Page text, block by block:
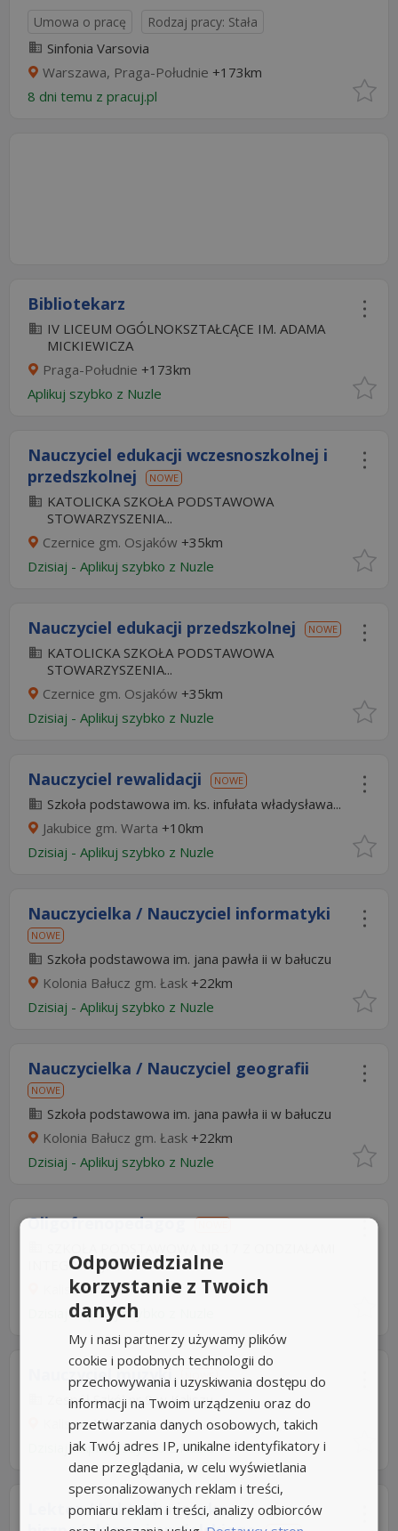
Umowa o pracę Rodzaj pracy: Stała
Sinfonia Varsovia
Warszawa, Praga-Południe +173km
8 dni temu z pracuj.pl
Bibliotekarz
IV LICEUM OGÓLNOKSZTAŁCĄCE IM. ADAMA
MICKIEWICZA
Praga-Południe +173km
Aplikuj szybko z Nuzle
Nauczyciel edukacji wczesnoszkolnej i
przedszkolnej
NOWE
KATOLICKA SZKOŁA PODSTAWOWA
STOWARZYSZENIA...
Czernice gm. Osjaków +35km
Dzisiaj - Aplikuj szybko z Nuzle
Nauczyciel edukacji przedszkolnej NOWE
KATOLICKA SZKOŁA PODSTAWOWA
STOWARZYSZENIA...
Czernice gm. Osjaków +35km
Dzisiaj - Aplikuj szybko z Nuzle
Nauczyciel rewalidacji NOWE
Szkoła podstawowa im. ks. infułata władysława...
Jakubice gm. Warta +10km
Dzisiaj - Aplikuj szybko z Nuzle
Nauczycielka / Nauczyciel informatyki
NOWE
Szkoła podstawowa im. jana pawła ii w bałuczu
Kolonia Bałucz gm. Łask +22km
Dzisiaj - Aplikuj szybko z Nuzle
Nauczycielka / Nauczyciel geografii
NOWE
Szkoła podstawowa im. jana pawła ii w bałuczu
Kolonia Bałucz gm. Łask +22km
Dzisiaj - Aplikuj szybko z Nuzle
Oligofrenopedagog
INTEGRACYJNYMI...
Kalisz+48km
Dzisiaj-Aplikuj szybko z Nuzle
Nauczyciel muzyki NOWE
Zespół Szkół nr 9 w Kaliszu
Kalisz+48km
Dzisiaj-Aplikuj szybko z Nuzle
Lektor / Lektorka języka
Odpowiedzialne
korzystanie z Twoich
danych
My i nasi partnerzy używamy plików
cookie i podobnych technologii do
przechowywania i uzyskiwania dostępu do
informacji na Twoim urządzeniu oraz do
przetwarzania danych osobowych, takich
jak Twój adres IP, unikalne identyfikatory i
dane przeglądania, w celu wyświetlania
spersonalizowanych reklam i treści,
pomiaru reklam i treści, analizy odbiorców